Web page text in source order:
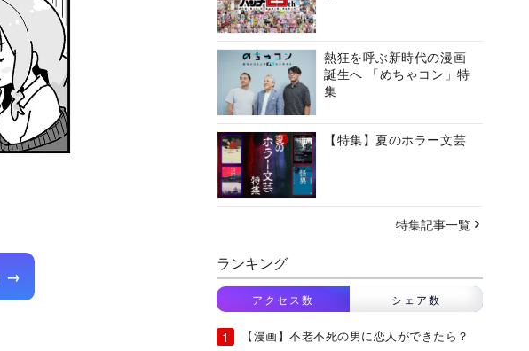
熱狂を呼ぶ新時代の漫画
誕生へ 「めちゃコン」特
集
【特集】夏のホラー文芸
特集記事一覧
ランキング
アクセス数 シェア数
【漫画】不老不死の男に恋人ができたら？